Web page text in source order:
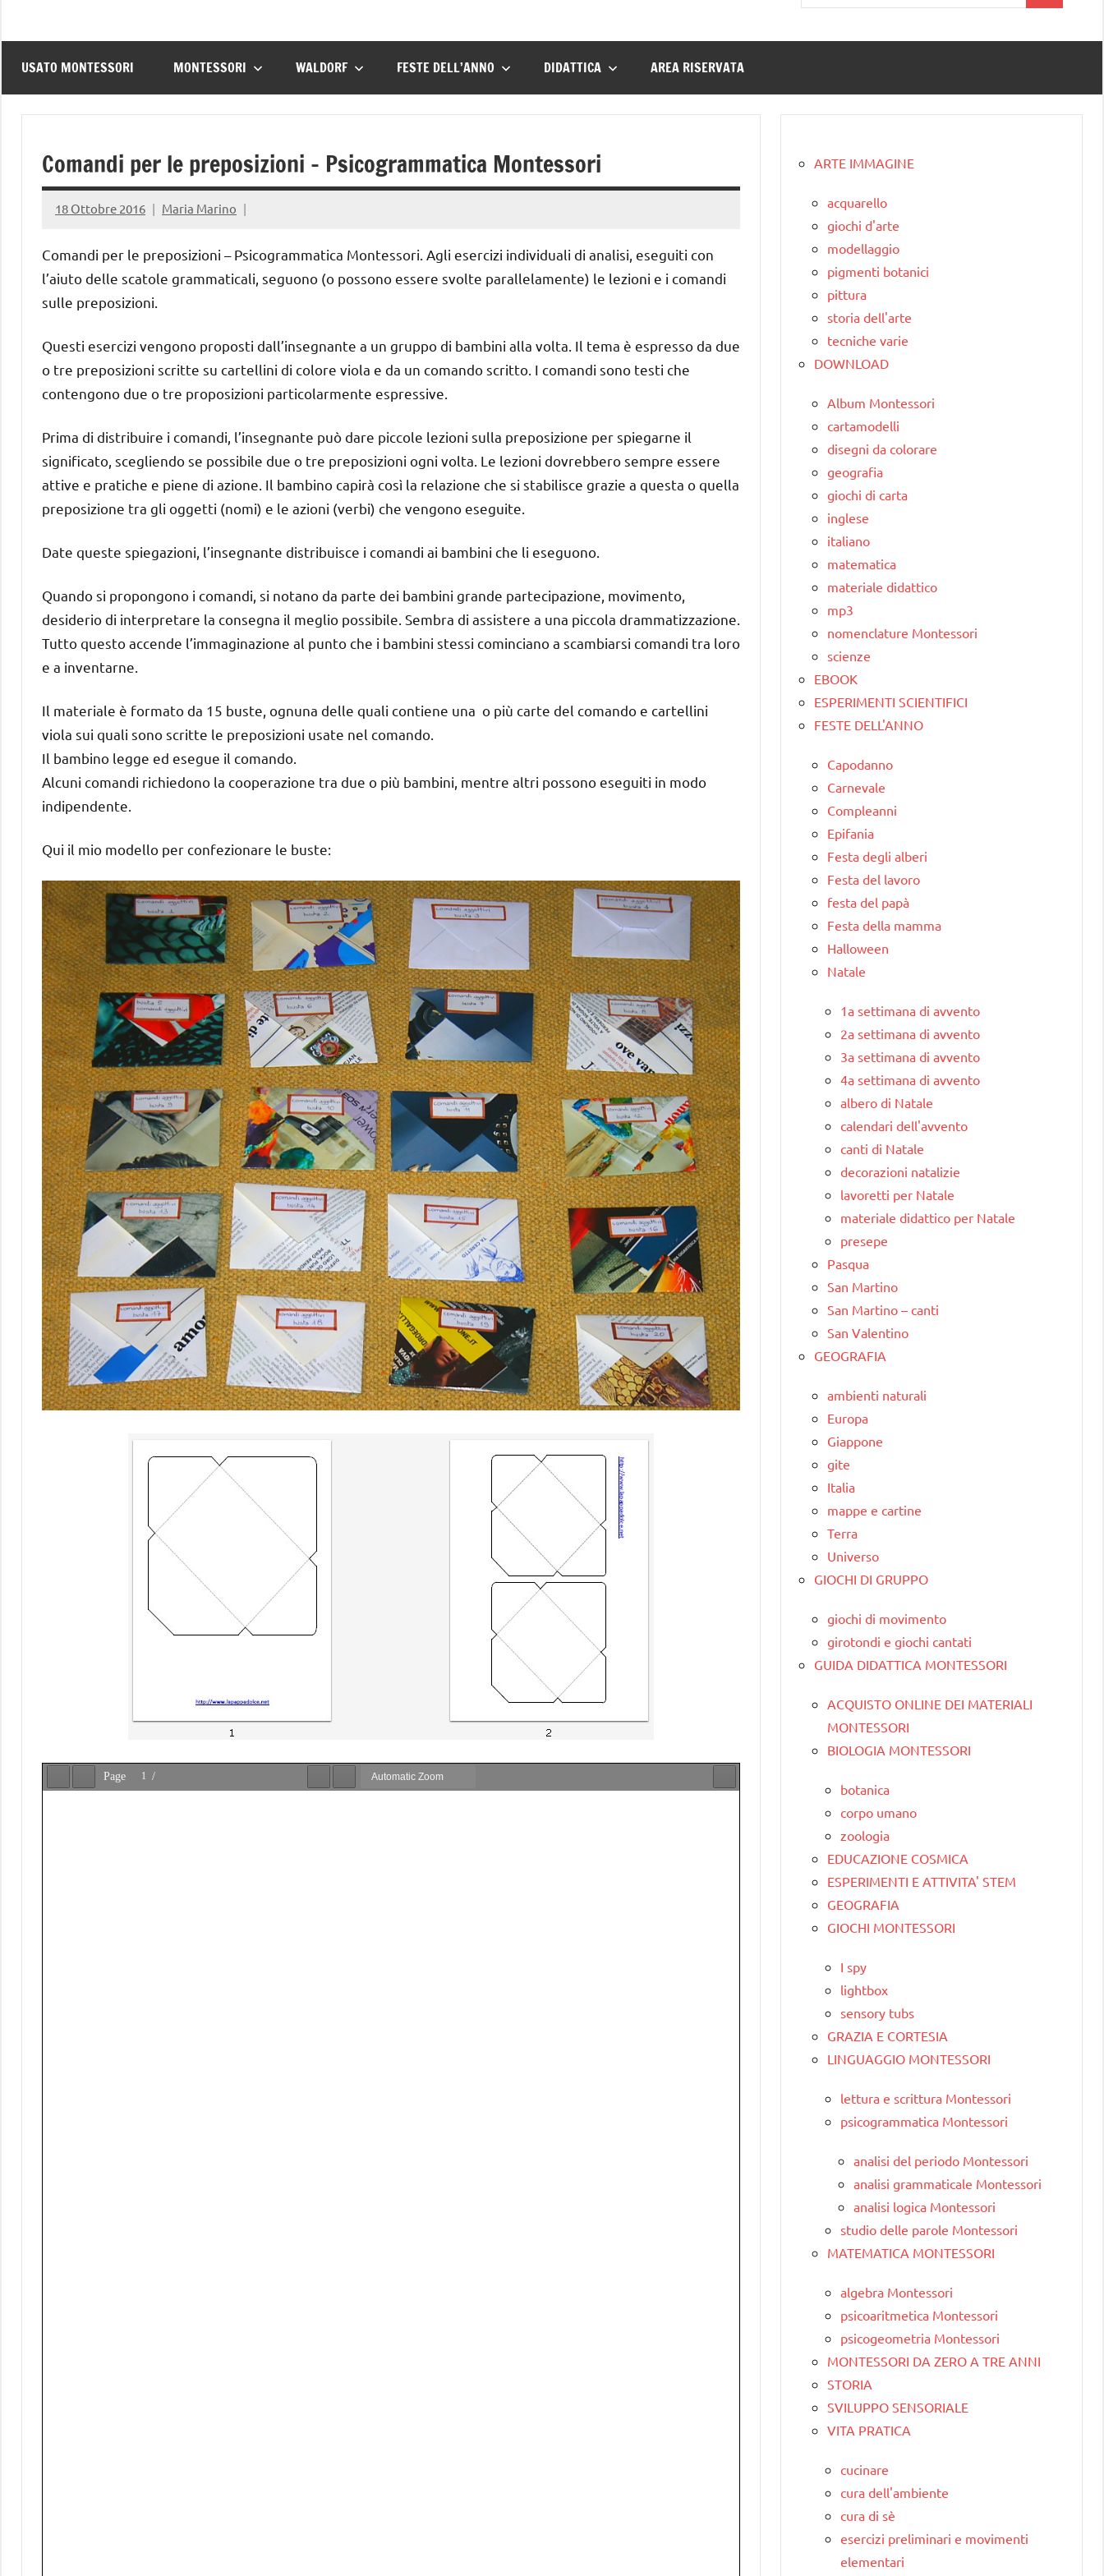
per:
USATO MONTESSORI MONTESSORI WALDORF FESTE DELL’ANNO DIDATTICA AREA RISERVATA
Comandi per le preposizioni – Psicogrammatica Montessori
18 Ottobre 2016 Maria Marino
Comandi per le preposizioni – Psicogrammatica Montessori. Agli esercizi individuali di analisi, eseguiti con
l’aiuto delle scatole grammaticali, seguono (o possono essere svolte parallelamente) le lezioni e i comandi
sulle preposizioni.
Questi esercizi vengono proposti dall’insegnante a un gruppo di bambini alla volta. Il tema è espresso da due
o tre preposizioni scritte su cartellini di colore viola e da un comando scritto. I comandi sono testi che
contengono due o tre proposizioni particolarmente espressive.
Prima di distribuire i comandi, l’insegnante può dare piccole lezioni sulla preposizione per spiegarne il
significato, scegliendo se possibile due o tre preposizioni ogni volta. Le lezioni dovrebbero sempre essere
attive e pratiche e piene di azione. Il bambino capirà così la relazione che si stabilisce grazie a questa o quella
preposizione tra gli oggetti (nomi) e le azioni (verbi) che vengono eseguite.
Date queste spiegazioni, l’insegnante distribuisce i comandi ai bambini che li eseguono.
Quando si propongono i comandi, si notano da parte dei bambini grande partecipazione, movimento,
desiderio di interpretare la consegna il meglio possibile. Sembra di assistere a una piccola drammatizzazione.
Tutto questo accende l’immaginazione al punto che i bambini stessi cominciano a scambiarsi comandi tra loro
e a inventarne.
Il materiale è formato da 15 buste, ognuna delle quali contiene una o più carte del comando e cartellini
viola sui quali sono scritte le preposizioni usate nel comando.
Il bambino legge ed esegue il comando.
Alcuni comandi richiedono la cooperazione tra due o più bambini, mentre altri possono eseguiti in modo
indipendente.
Qui il mio modello per confezionare le buste:
ARTE IMMAGINE
acquarello
giochi d'arte
modellaggio
pigmenti botanici
pittura
storia dell'arte
tecniche varie
DOWNLOAD
Album Montessori
cartamodelli
disegni da colorare
geografia
giochi di carta
inglese
italiano
matematica
materiale didattico
mp3
nomenclature Montessori
scienze
EBOOK
ESPERIMENTI SCIENTIFICI
FESTE DELL'ANNO
Capodanno
Carnevale
Compleanni
Epifania
Festa degli alberi
Festa del lavoro
festa del papà
Festa della mamma
Halloween
Natale
1a settimana di avvento
2a settimana di avvento
3a settimana di avvento
4a settimana di avvento
albero di Natale
calendari dell'avvento
canti di Natale
decorazioni natalizie
lavoretti per Natale
materiale didattico per Natale
presepe
Pasqua
San Martino
San Martino – canti
San Valentino
GEOGRAFIA
ambienti naturali
Europa
Giappone
gite
Italia
mappe e cartine
Terra
Universo
GIOCHI DI GRUPPO
giochi di movimento
girotondi e giochi cantati
GUIDA DIDATTICA MONTESSORI
ACQUISTO ONLINE DEI MATERIALI
MONTESSORI
BIOLOGIA MONTESSORI
botanica
corpo umano
zoologia
EDUCAZIONE COSMICA
ESPERIMENTI E ATTIVITA' STEM
GEOGRAFIA
GIOCHI MONTESSORI
I spy
lightbox
sensory tubs
GRAZIA E CORTESIA
LINGUAGGIO MONTESSORI
lettura e scrittura Montessori
psicogrammatica Montessori
analisi del periodo Montessori
analisi grammaticale Montessori
analisi logica Montessori
studio delle parole Montessori
MATEMATICA MONTESSORI
algebra Montessori
psicoaritmetica Montessori
psicogeometria Montessori
MONTESSORI DA ZERO A TRE ANNI
STORIA
SVILUPPO SENSORIALE
VITA PRATICA
cucinare
cura dell'ambiente
cura di sè
esercizi preliminari e movimenti
elementari